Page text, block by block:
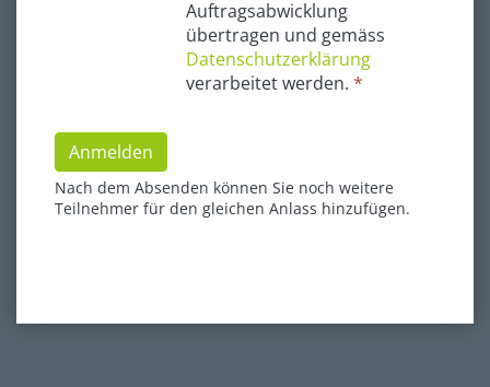
Auftragsabwicklung
übertragen und gemäss
Datenschutzerklärung
verarbeitet werden. *
Anmelden
Nach dem Absenden können Sie noch weitere
Teilnehmer für den gleichen Anlass hinzufügen.